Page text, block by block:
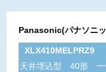
Panasonic(パナソニ
XLX410MELPRZ9
天井埋込型 40形 一